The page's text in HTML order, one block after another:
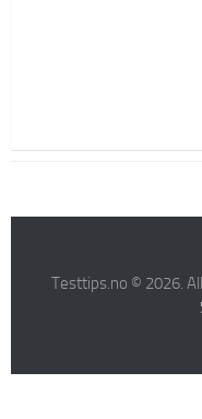
Testtips.no © 2026.